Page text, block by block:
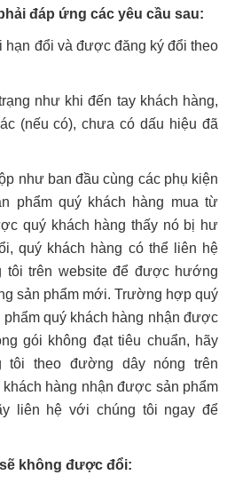
đáp ứng các yêu cầu sau:
hạn đổi và được đăng ký đổi theo
như khi đến tay khách hàng,
(nếu có), chưa có dấu hiệu đã
như ban đầu cùng các phụ kiện
phẩm quý khách hàng mua từ
quý khách hàng thấy nó bị hư
quý khách hàng có thể liên hệ
tôi trên website để được hướng
sản phẩm mới. Trường hợp quý
phẩm quý khách hàng nhận được
gói không đạt tiêu chuẩn, hãy
tôi theo đường dây nóng trên
hàng nhận được sản phẩm
liên hệ với chúng tôi ngay để
không được đổi: